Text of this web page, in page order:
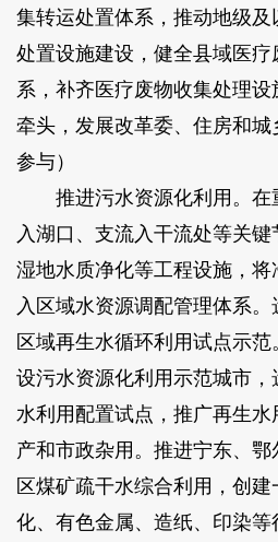
集转运处置体系，推动地级
处置设施建设，健全县域医
系，补齐医疗废物收集处理
牵头，发展改革委、住房和
参与）
推进污水资源化利用。在
入湖口、支流入干流处等关
湿地水质净化等工程设施，
入区域水资源调配管理体系
区域再生水循环利用试点示
设污水资源化利用示范城市
水利用配置试点，推广再生
产和市政杂用。推进宁东、
区煤矿疏干水综合利用，创
化、有色金属、造纸、印染等